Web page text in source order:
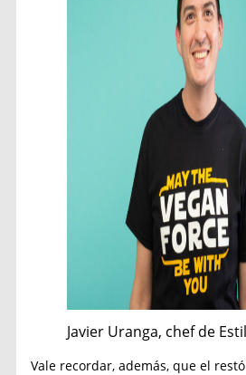
Javier Uranga, chef de
Vale recordar, además, que el